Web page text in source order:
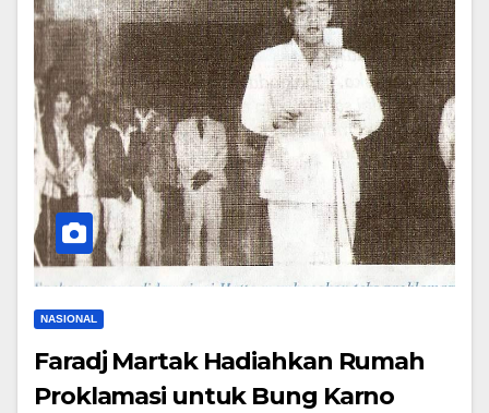
NASIONAL
Faradj Martak Hadiahkan Rumah
Proklamasi untuk Bung Karno